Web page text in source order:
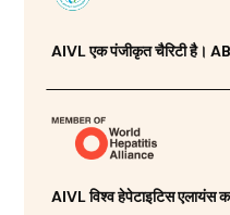
AIVL एक पंजीकृत चैरिटी है।
AIVL विश्व हेपेटाइटिस एलायंस